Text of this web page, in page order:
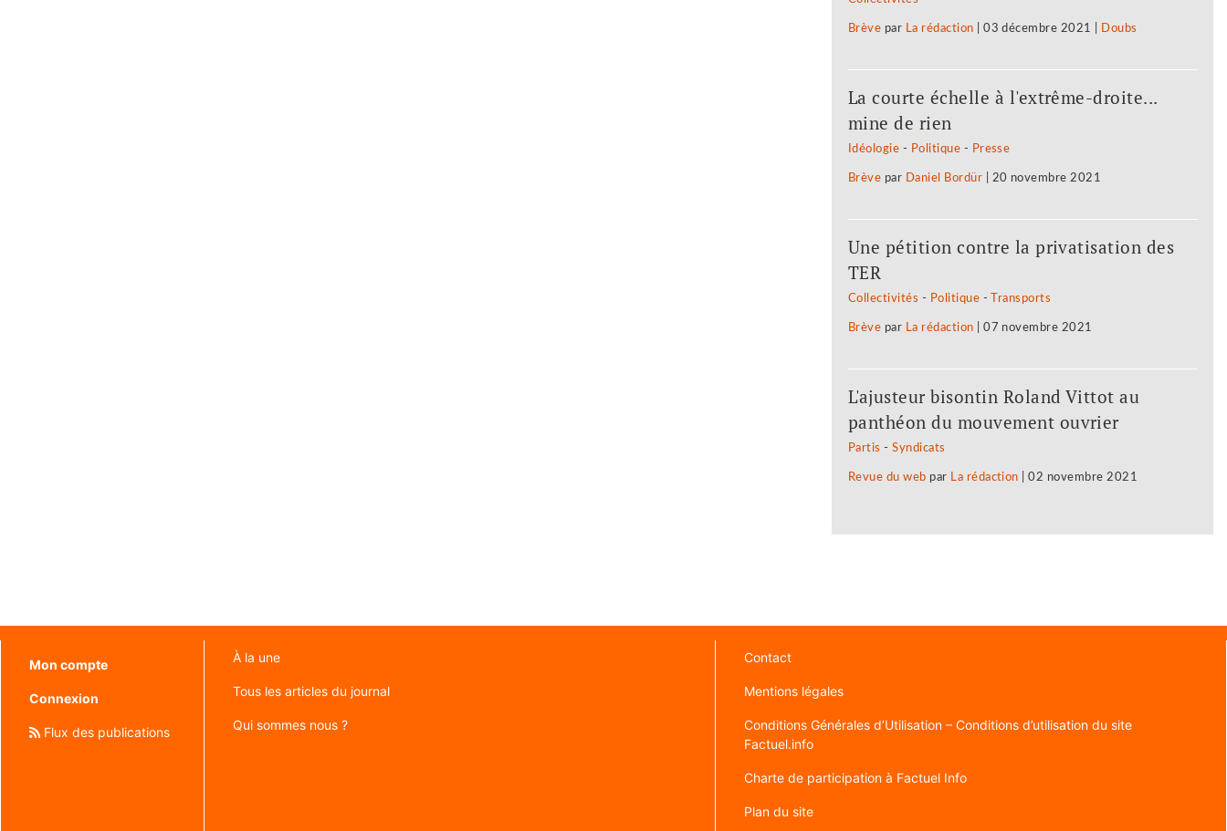
Brève par La rédaction |03 décembre 2021 Doubs
La courte échelle à l'extrême-droite...
mine de rien
Idéologie - Politique - Presse
Brève par Daniel Bordür 20 novembre 2021
Une pétition contre la privatisation des
TER
Collectivités - Politique - Transports
Brève par La rédaction |07 novembre 2021
L'ajusteur bisontin Roland Vittot au
panthéon du mouvement ouvrier
Partis -Syndicats
Revue du web par La rédaction |02 novembre 2021
Mon compte
Connexion
Flux des publications
À la une
Tous les articles du journal
Qui sommes nous ?
Contact
Mentions légales
Conditions Générales d’Utilisation – Conditions d’utilisation du site
Factuel.info
Charte de participation à Factuel Info
Plan du site